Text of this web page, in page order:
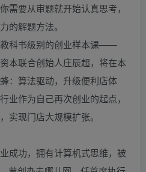
需要从审题就开始认真思考，
的解题方法。
科书级别的创业样本课——
本联合创始人庄辰超，将在本
：算法驱动，升级便利店体
业作为自己再次创业的起点，
实现门店大规模扩张。
成功，拥有计算机式思维，被